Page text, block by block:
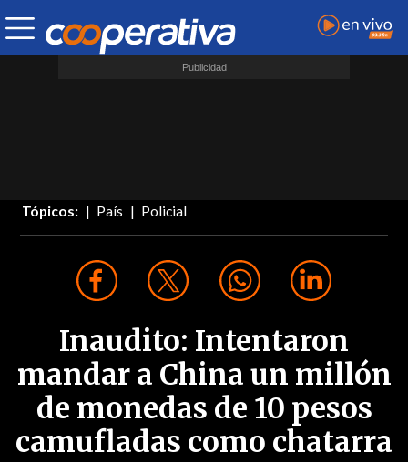
Tópicos: País Policial
Inaudito: Intentaron
mandar a China un millón
de monedas de 10 pesos
camufladas como chatarra